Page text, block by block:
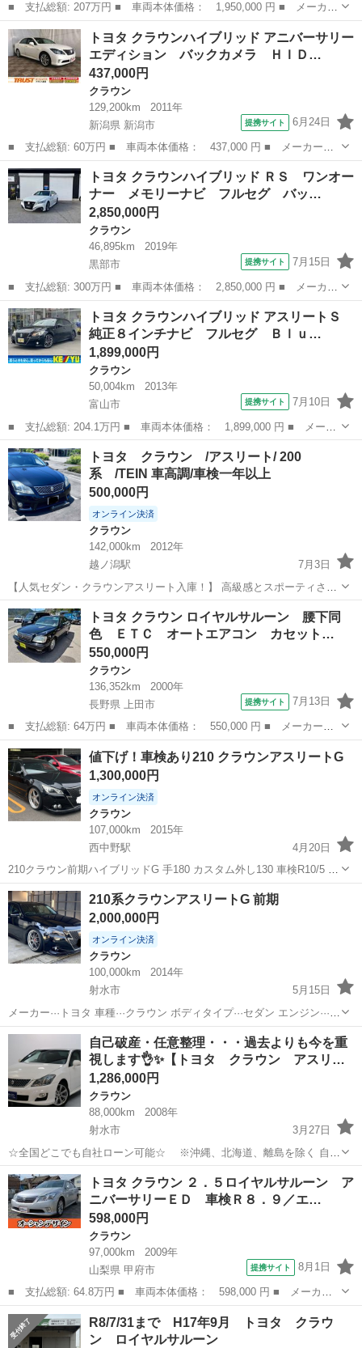
■ 支払総額: 207万円 ■ 車両本体価格： 1,950,000 円 ■ メーカー
名： トヨタ ■ 車種名： クラウンマジェスタ ■ グレード名：
Ｆバージョン ナビ バックカメラ 衝突被害軽減システム クルー
ズコントロ...
富山 富山市 クラウン
トヨタ クラウンハイブリッド アニバーサリー
エディション バックカメラ ＨＩＤ…
437,000円
クラウン
129,200km
2011年
新潟県 新潟市
提携サイト 6月24日
■ 支払総額: 60万円 ■ 車両本体価格： 437,000 円 ■ メーカー
名： トヨタ ■ 車種名： クラウンハイブリッド ■ グレード
名： アニバーサリーエディション バックカメラ ＨＩＤヘッド
フォグ 純正ＨＤＤナ...
新潟 新潟市 クラウン
トヨタ クラウンハイブリッド ＲＳ ワンオー
ナー メモリーナビ フルセグ バッ…
2,850,000円
クラウン
46,895km
2019年
黒部市
提携サイト 7月15日
■ 支払総額: 300万円 ■ 車両本体価格： 2,850,000 円 ■ メーカー
名： トヨタ ■ 車種名： クラウンハイブリッド ■ グレード
名： ＲＳ ワンオーナー メモリーナビ フルセグ バックカメ
ラ 全方位カメラ...
富山 黒部市 クラウン
トヨタ クラウンハイブリッド アスリートＳ
純正８インチナビ フルセグ Ｂｌｕ…
1,899,000円
クラウン
50,004km
2013年
富山市
提携サイト 7月10日
■ 支払総額: 204.1万円 ■ 車両本体価格： 1,899,000 円 ■ メーカ
ー名： トヨタ ■ 車種名： クラウンハイブリッド ■ グレード
名： アスリートＳ 純正８インチナビ フルセグ Ｂｌｕｅｔｏｏ
ｔｈオーデ...
富山 富山市 クラウン
トヨタ クラウン /アスリート/ 200
系 /TEIN 車高調/車検一年以上
500,000円
オンライン決済
クラウン
142,000km
2012年
越ノ潟駅
7月3日
【人気セダン・クラウンアスリート入庫！】 高級感とスポーティさを
兼ね備えた 平成24年式 トヨタ クラウン アスリートが入庫しました！
見た目も走りもこだわりたい方におすすめの1台です。 車検も長く残
っているので、ご購入...
富山 射水市 越ノ潟駅 クラウン
トヨタ クラウン ロイヤルサルーン 腰下同
色 ＥＴＣ オートエアコン カセット…
550,000円
クラウン
136,352km
2000年
長野県 上田市
提携サイト 7月13日
■ 支払総額: 64万円 ■ 車両本体価格： 550,000 円 ■ メーカー
名： トヨタ ■ 車種名： クラウン ■ グレード名： ロイヤルサ
ルーン 腰下同色 ＥＴＣ オートエアコン カセット／ＣＤオーデ
ィオ 運転席電動...
長野 上田市 クラウン
値下げ！車検あり210 クラウンアスリートG
1,300,000円
オンライン決済
クラウン
107,000km
2015年
西中野駅
4月20日
210クラウン前期ハイブリッドG 手180 カスタム外し130 車検R10/5 走
行110000kmのびます サンルーフ付き黒革シート 中古車、カスタム車
なので小傷、チリズレ等々あります。 モデリスタエアロ、モデリス...
富山 富山市 西中野駅 クラウン クラウンアスリート
210系クラウンアスリートG 前期
2,000,000円
オンライン決済
クラウン
100,000km
2014年
射水市
5月15日
メーカー···トヨタ 車種···クラウン ボディタイプ···セダン エンジン···ハ
イブリッド オプション···ETC,ナビ,DVD機器,禁煙車,Blu-ray機器 走行
距離:約10万キロ(4枚目写真参考) 年式:...
富山 射水市 クラウン エアサス
自己破産・任意整理・・・過去よりも今を重
視します👌✨【トヨタ クラウン アスリ…
1,286,000円
クラウン
88,000km
2008年
射水市
3月27日
☆全国どこでも自社ローン可能☆ ※沖縄、北海道、離島を除く 自己
破産、債務整理の経験あり… 転職したばかり…自営業… 頭金一括の準
備は難しい… そんな不安はオトロンにお任せ(^^)/ 自社ローン専門
店！...
富山 射水市 クラウン
トヨタ クラウン ２．５ロイヤルサルーン ア
ニバーサリーＥＤ 車検Ｒ８．９／エ…
598,000円
クラウン
97,000km
2009年
山梨県 甲府市
提携サイト 8月1日
■ 支払総額: 64.8万円 ■ 車両本体価格： 598,000 円 ■ メーカー
名： トヨタ ■ 車種名： クラウン ■ グレード名： ２．５ロイ
ヤルサルーン アニバーサリーＥＤ 車検Ｒ８．９／エアコン／キー
レスエントリ...
山梨 甲府市 クラウン
R8/7/31まで H17年9月 トヨタ クラウ
ン ロイヤルサルーン